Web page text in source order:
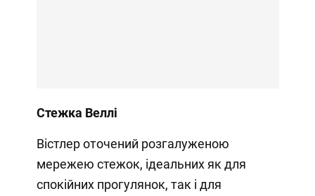
Стежка Веллі
Вістлер оточений розгалуженою
мережею стежок, ідеальних як для
спокійних прогулянок, так і для